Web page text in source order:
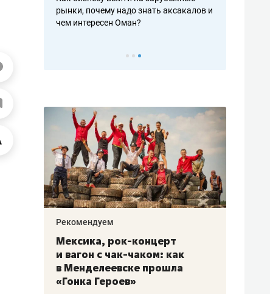
рынки, почему надо знать аксакалов и
чем интересен Оман?
Рекомендуем
Мексика, рок-концерт
и вагон с чак-чаком: как
в Менделеевске прошла
«Гонка Героев»